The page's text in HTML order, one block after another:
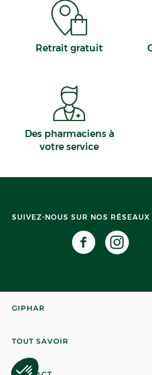
Retrait gratuit
Des pharmaciens à
votre service
SUIVEZ-NOUS SUR NOS RÉSEAUX
GIPHAR
TOUT SAVOIR